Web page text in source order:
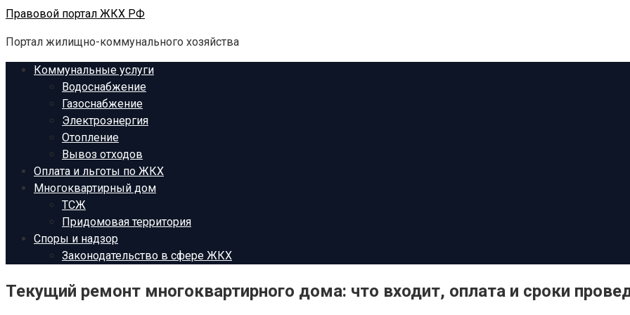
Перейти
контенту
Правовой портал ЖКХ РФ
Портал жилищно-коммунального хозяйства
Коммунальные услуги
Водоснабжение
Газоснабжение
Электроэнергия
Отопление
Вывоз отходов
Оплата и льготы по ЖКХ
Многоквартирный дом
ТСЖ
Придомовая территория
Споры и надзор
Законодательство в сфере ЖКХ
Текущий ремонт многоквартирного дома: что входит, оплата и сроки